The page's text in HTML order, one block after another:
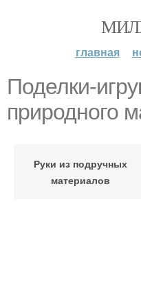
главная
Поделки-
природного
Руки из подручных
материалов